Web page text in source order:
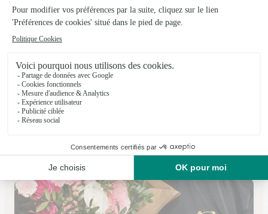
Freddy Flor Calvisson
Calvisson
★★★★★4.2 (17)
Voir la boutique